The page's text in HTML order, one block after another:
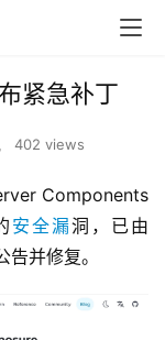
紧急补丁
402 views
Components
安全漏洞，已由
并修复。